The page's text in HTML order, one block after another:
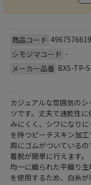
商品コード
シモジマコード -
メーカー品番 BXS-TP-
カジュアルな雰囲気の
ツです。丈夫で速乾性
みにくく、シワになり
を持つピーチスキン加
周にゴムがついているの
着脱が簡単に行えます
均一に織られた平織り
を使用するため、白糸